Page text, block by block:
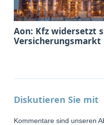
Aon: Kfz widersetzt
Versicherungsmarkt
Diskutieren Sie mit
Kommentare sind unseren